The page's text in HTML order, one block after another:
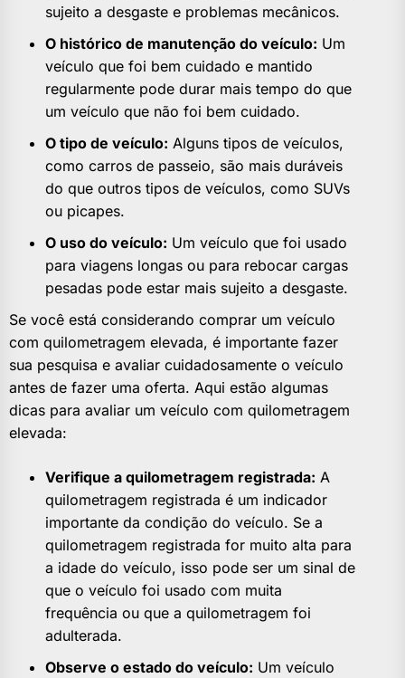
sujeito a desgaste e problemas mecânicos.
O histórico de manutenção do veículo: Um
veículo que foi bem cuidado e mantido
regularmente pode durar mais tempo do que
um veículo que não foi bem cuidado.
O tipo de veículo: Alguns tipos de veículos,
como carros de passeio, são mais duráveis
do que outros tipos de veículos, como SUVs
ou picapes.
O uso do veículo: Um veículo que foi usado
para viagens longas ou para rebocar cargas
pesadas pode estar mais sujeito a desgaste.
Se você está considerando comprar um veículo
com quilometragem elevada, é importante fazer
sua pesquisa e avaliar cuidadosamente o veículo
antes de fazer uma oferta. Aqui estão algumas
dicas para avaliar um veículo com quilometragem
elevada:
Verifique a quilometragem registrada: A
quilometragem registrada é um indicador
importante da condição do veículo. Se a
quilometragem registrada for muito alta para
a idade do veículo, isso pode ser um sinal de
que o veículo foi usado com muita
frequência ou que a quilometragem foi
adulterada.
Observe o estado do veículo: Um veículo